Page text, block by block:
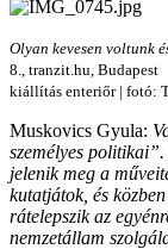
Olyan kevesen voltunk
8., tranzit.hu, Budapest
kiállítás enteriőr | fotó:
Muskovics Gyula:
személyes
jelenik meg a
kutatjátok, és
rátelepszik az
nemzetállam